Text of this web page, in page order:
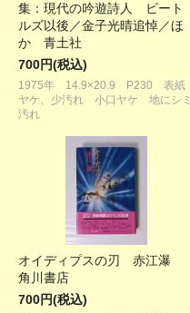
集：現代の吟遊詩人 ビート
ルズ以後／金子光晴追悼／ほ
か 青土社
700円(税込)
1975年 14.9×20.9 P230 表紙
ヤケ、少汚れ 小口ヤケ 地にシミ
汚れ
オイディプスの刃 赤江瀑
角川書店
700円(税込)